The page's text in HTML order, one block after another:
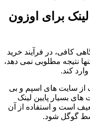
برای اوزون
کافی، در فرآیند خرید
نتیجه مطلوبی نمی دهد،
کند.
از سایت های اسپم و بی
بسیار پایین لینک
است و استفاده از آن
گوگل شود.